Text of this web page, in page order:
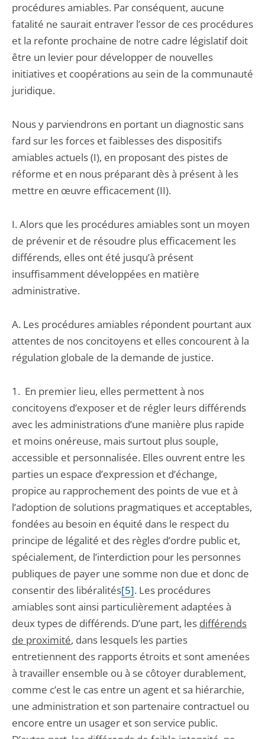
procédures amiables. Par conséquent, aucune
fatalité ne saurait entraver l’essor de ces procédures
et la refonte prochaine de notre cadre législatif doit
être un levier pour développer de nouvelles
initiatives et coopérations au sein de la communauté
juridique.
Nous y parviendrons en portant un diagnostic sans
fard sur les forces et faiblesses des dispositifs
amiables actuels (I), en proposant des pistes de
réforme et en nous préparant dès à présent à les
mettre en œuvre efficacement (II).
I. Alors que les procédures amiables sont un moyen
de prévenir et de résoudre plus efficacement les
différends, elles ont été jusqu’à présent
insuffisamment développées en matière
administrative.
A. Les procédures amiables répondent pourtant aux
attentes de nos concitoyens et elles concourent à la
régulation globale de la demande de justice.
1. En premier lieu, elles permettent à nos
concitoyens d’exposer et de régler leurs différends
avec les administrations d’une manière plus rapide
et moins onéreuse, mais surtout plus souple,
accessible et personnalisée. Elles ouvrent entre les
parties un espace d’expression et d’échange,
propice au rapprochement des points de vue et à
l’adoption de solutions pragmatiques et acceptables,
fondées au besoin en équité dans le respect du
principe de légalité et des règles d’ordre public et,
spécialement, de l’interdiction pour les personnes
publiques de payer une somme non due et donc de
consentir des libéralités[5]. Les procédures
amiables sont ainsi particulièrement adaptées à
deux types de différends. D’une part, les différends
de proximité, dans lesquels les parties
entretiennent des rapports étroits et sont amenées
à travailler ensemble ou à se côtoyer durablement,
comme c’est le cas entre un agent et sa hiérarchie,
une administration et son partenaire contractuel ou
encore entre un usager et son service public.